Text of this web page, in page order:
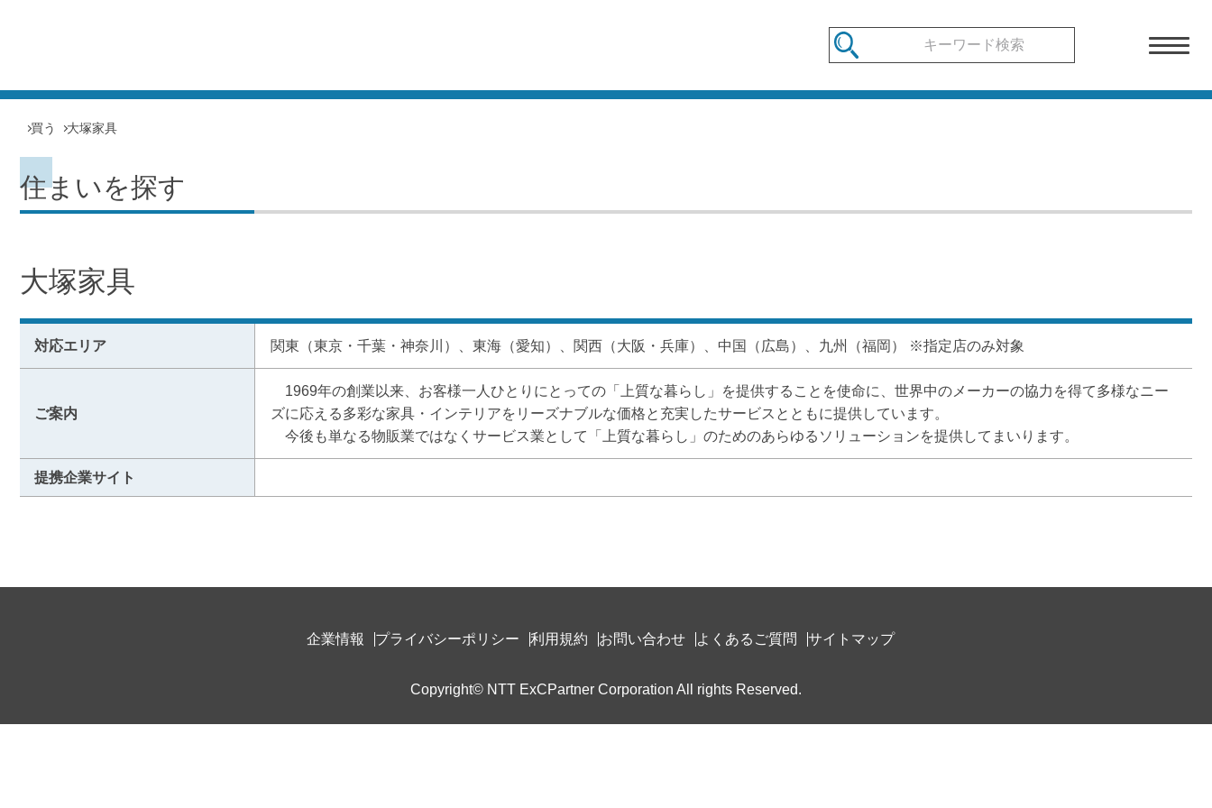
買う 大塚家具
住まいを探す
大塚家具
対応エリア 関東（東京・千葉・神奈川）、東海（愛知）、関西（大阪・兵庫）、中国（広島）、九州（福岡） ※指定店のみ対象
ご案内
1969年の創業以来、お客様一人ひとりにとっての「上質な暮らし」を提供することを使命に、世界中のメーカーの協力を得て多様なニー
ズに応える多彩な家具・インテリアをリーズナブルな価格と充実したサービスとともに提供しています。
今後も単なる物販業ではなくサービス業として「上質な暮らし」のためのあらゆるソリューションを提供してまいります。
提携企業サイト
企業情報 プライバシーポリシー 利用規約 お問い合わせ よくあるご質問 サイトマップ
Copyright© NTT ExCPartner Corporation All rights Reserved.